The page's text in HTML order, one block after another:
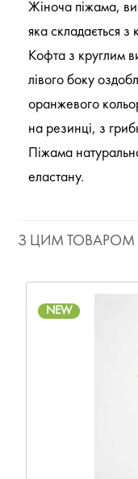
Жіноча піжама,
яка складається
Кофта з круглим
лівого боку
оранжевого
на резинці, з
Піжама
еластану.
З ЦИМ
NEW